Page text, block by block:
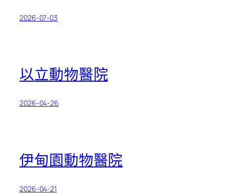
2026-07-03
以立動物醫院
2026-04-26
伊甸園動物醫院
2026-04-21